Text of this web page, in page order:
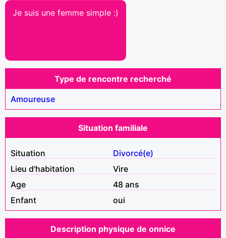
Je suis une femme simple :)
Type de rencontre recherché
Amoureuse
Situation familiale
Situation
Divorcé(e)
Lieu d'habitation
Vire
Age
48 ans
Enfant
oui
Description physique de onnice